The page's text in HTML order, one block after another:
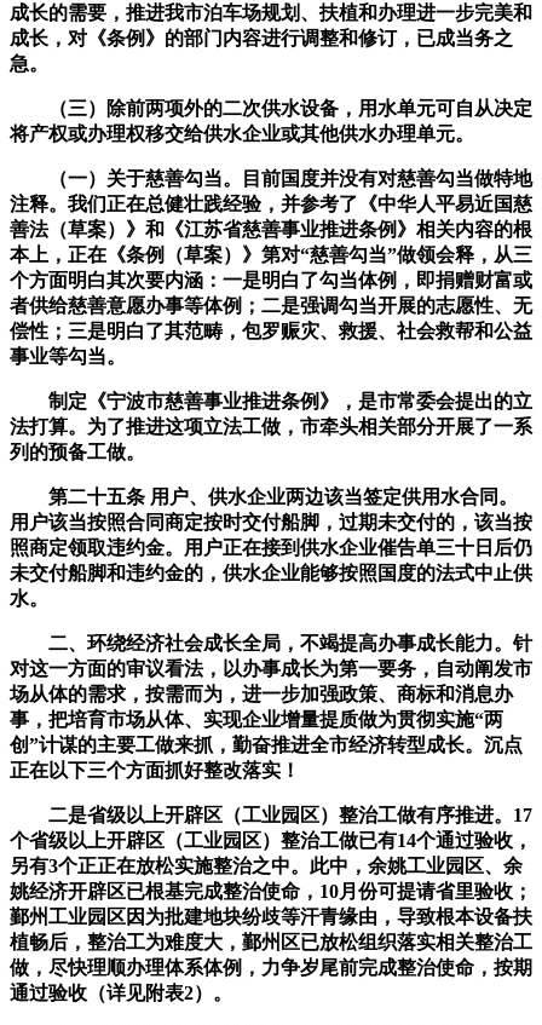
成长的需要，推进我市泊车场规划、扶植和办理进一步完美和
成长，对《条例》的部门内容进行调整和修订，已成当务之
急。
（三）除前两项外的二次供水设备，用水单元可自从决定
将产权或办理权移交给供水企业或其他供水办理单元。
（一）关于慈善勾当。目前国度并没有对慈善勾当做特地
注释。我们正在总健壮践经验，并参考了《中华人平易近国慈
善法（草案）》和《江苏省慈善事业推进条例》相关内容的根
本上，正在《条例（草案）》第对“慈善勾当”做领会释，从三
个方面明白其次要内涵：一是明白了勾当体例，即捐赠财富或
者供给慈善意愿办事等体例；二是强调勾当开展的志愿性、无
偿性；三是明白了其范畴，包罗赈灾、救援、社会救帮和公益
事业等勾当。
制定《宁波市慈善事业推进条例》，是市常委会提出的立
法打算。为了推进这项立法工做，市牵头相关部分开展了一系
列的预备工做。
第二十五条 用户、供水企业两边该当签定供用水合同。
用户该当按照合同商定按时交付船脚，过期未交付的，该当按
照商定领取违约金。用户正在接到供水企业催告单三十日后仍
未交付船脚和违约金的，供水企业能够按照国度的法式中止供
水。
二、环绕经济社会成长全局，不竭提高办事成长能力。针
对这一方面的审议看法，以办事成长为第一要务，自动阐发市
场从体的需求，按需而为，进一步加强政策、商标和消息办
事，把培育市场从体、实现企业增量提质做为贯彻实施“两
创”计谋的主要工做来抓，勤奋推进全市经济转型成长。沉点
正在以下三个方面抓好整改落实！
二是省级以上开辟区（工业园区）整治工做有序推进。17
个省级以上开辟区（工业园区）整治工做已有14个通过验收，
另有3个正正在放松实施整治之中。此中，余姚工业园区、余
姚经济开辟区已根基完成整治使命，10月份可提请省里验收；
鄞州工业园区因为批建地块纷歧等汗青缘由，导致根本设备扶
植畅后，整治工为难度大，鄞州区已放松组织落实相关整治工
做，尽快理顺办理体系体例，力争岁尾前完成整治使命，按期
通过验收（详见附表2）。